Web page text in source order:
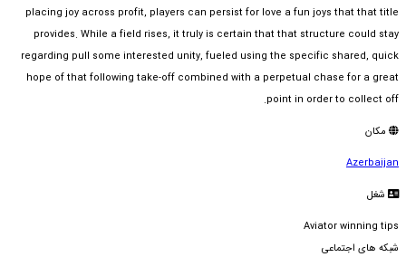
placing joy across profit, players can persist for love a fun joys that that title
provides. While a field rises, it truly is certain that that structure could stay
regarding pull some interested unity, fueled using the specific shared, quick
hope of that following take-off combined with a perpetual chase for a great
point in order to collect off.
مکان
Azerbaijan
شغل
Aviator winning tips
شبکه های اجتماعی